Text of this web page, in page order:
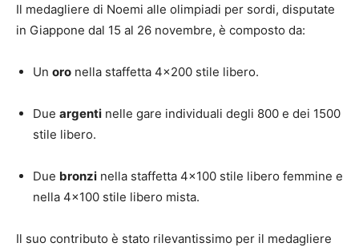
Il medagliere di Noemi alle olimpiadi per sordi, disputate
in Giappone dal 15 al 26 novembre, è composto da:
Un oro nella staffetta 4×200 stile libero.
Due argenti nelle gare individuali degli 800 e dei 1500
stile libero.
Due bronzi nella staffetta 4×100 stile libero femmine e
nella 4×100 stile libero mista.
Il suo contributo è stato rilevantissimo per il medagliere